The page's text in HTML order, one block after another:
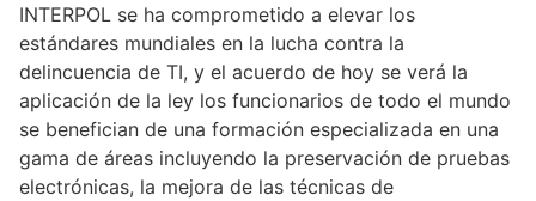
INTERPOL se ha comprometido a elevar los
estándares mundiales en la lucha contra la
delincuencia de TI, y el acuerdo de hoy se verá la
aplicación de la ley los funcionarios de todo el mundo
se benefician de una formación especializada en una
gama de áreas incluyendo la preservación de pruebas
electrónicas, la mejora de las técnicas de